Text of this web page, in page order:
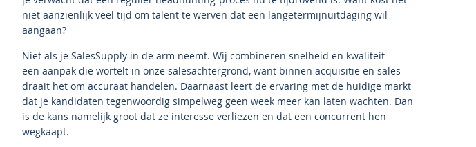
niet aanzienlijk veel tijd om talent te werven dat een langetermijnuitdaging wil
aangaan?
Niet als je SalesSupply in de arm neemt. Wij combineren snelheid en kwaliteit —
een aanpak die wortelt in onze salesachtergrond, want binnen acquisitie en sales
draait het om accuraat handelen. Daarnaast leert de ervaring met de huidige markt
dat je kandidaten tegenwoordig simpelweg geen week meer kan laten wachten. Dan
is de kans namelijk groot dat ze interesse verliezen en dat een concurrent hen
wegkaapt.